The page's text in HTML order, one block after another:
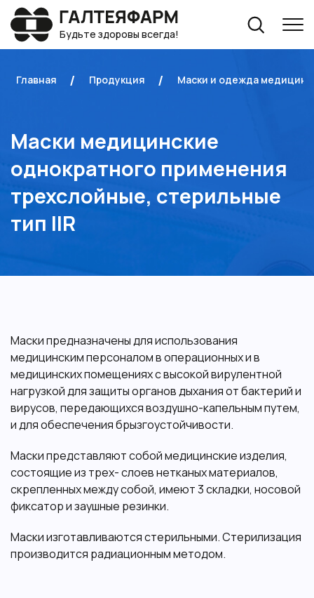
Будьте здоровы всегда!
Главная Продукция Маски и одежда
Маски медицинские
однократного применения
трехслойные, стерильные
тип IIR
Маски предназначены для использования
медицинским персоналом в операционных и в
медицинских помещениях с высокой вирулентной
нагрузкой для защиты органов дыхания от бактерий и
вирусов, передающихся воздушно-капельным путем,
и для обеспечения брызгоустойчивости.
Маски представляют собой медицинские изделия,
состоящие из трех- слоев нетканых материалов,
скрепленных между собой, имеют 3 складки, носовой
фиксатор и заушные резинки.
Маски изготавливаются стерильными. Стерилизация
производится радиационным методом.